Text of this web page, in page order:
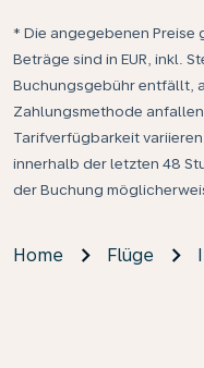
* Die angegebenen Preise
Beträge sind in EUR, inkl.
Buchungsgebühr entfällt,
Zahlungsmethode
Tarifverfügbarkeit
innerhalb der letzten 48
der Buchung
Home Flüge